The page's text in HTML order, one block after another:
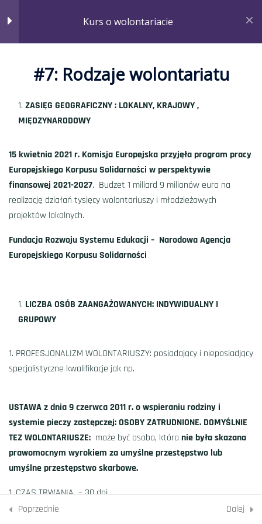
Kurs o wolontariacie
#5: RODO a wykorzystanie
Minut
#6: Ubezpieczenie wolontariusza
#7: Rodzaje wolontariatu
#8: Jak założyć koło
wolontariatu?
#9: Jak przygotować umowę
wolontariacką?
Minut
wolontariusza
Minuty
4 Pytań
Dobre pomysły na akcje
wolontariackie
6
Jak finansować działania
wolontariackie?
#7: Rodzaje wolontariatu
ZASIĘG GEOGRAFICZNY : LOKALNY, KRAJOWY ,
MIĘDZYNARODOWY
15 kwietnia 2021 r. Komisja Europejska przyjęła program pracy
Europejskiego Korpusu Solidarności w perspektywie
finansowej 2021-2027. Budzet 1 miliard 9 milionów euro na
realizację działań tysięcy wolontariuszy i młodzieżowych
projektów lokalnych.
Fundacja Rozwoju Systemu Edukacji – Narodowa Agencja
Europejskiego Korpusu Solidarności
LICZBA OSÓB ZAANGAŻOWANYCH: INDYWIDUALNY I
GRUPOWY
PROFESJONALIZM WOLONTARIUSZY: posiadający i nieposiadjący
specjalistyczne kwalifikacje jak np.
USTAWA z dnia 9 czerwca 2011 r. o wspieraniu rodziny i
systemie pieczy zastępczej: OSOBY ZATRUDNIONE. DOMYŚLNIE
TEZ WOLONTARIUSZE: może być osoba, która nie była skazana
prawomocnym wyrokiem za umyślne przestępstwo lub
umyślne przestępstwo skarbowe.
CZAS TRWANIA – 30 dni
Poprzednie
Dalej